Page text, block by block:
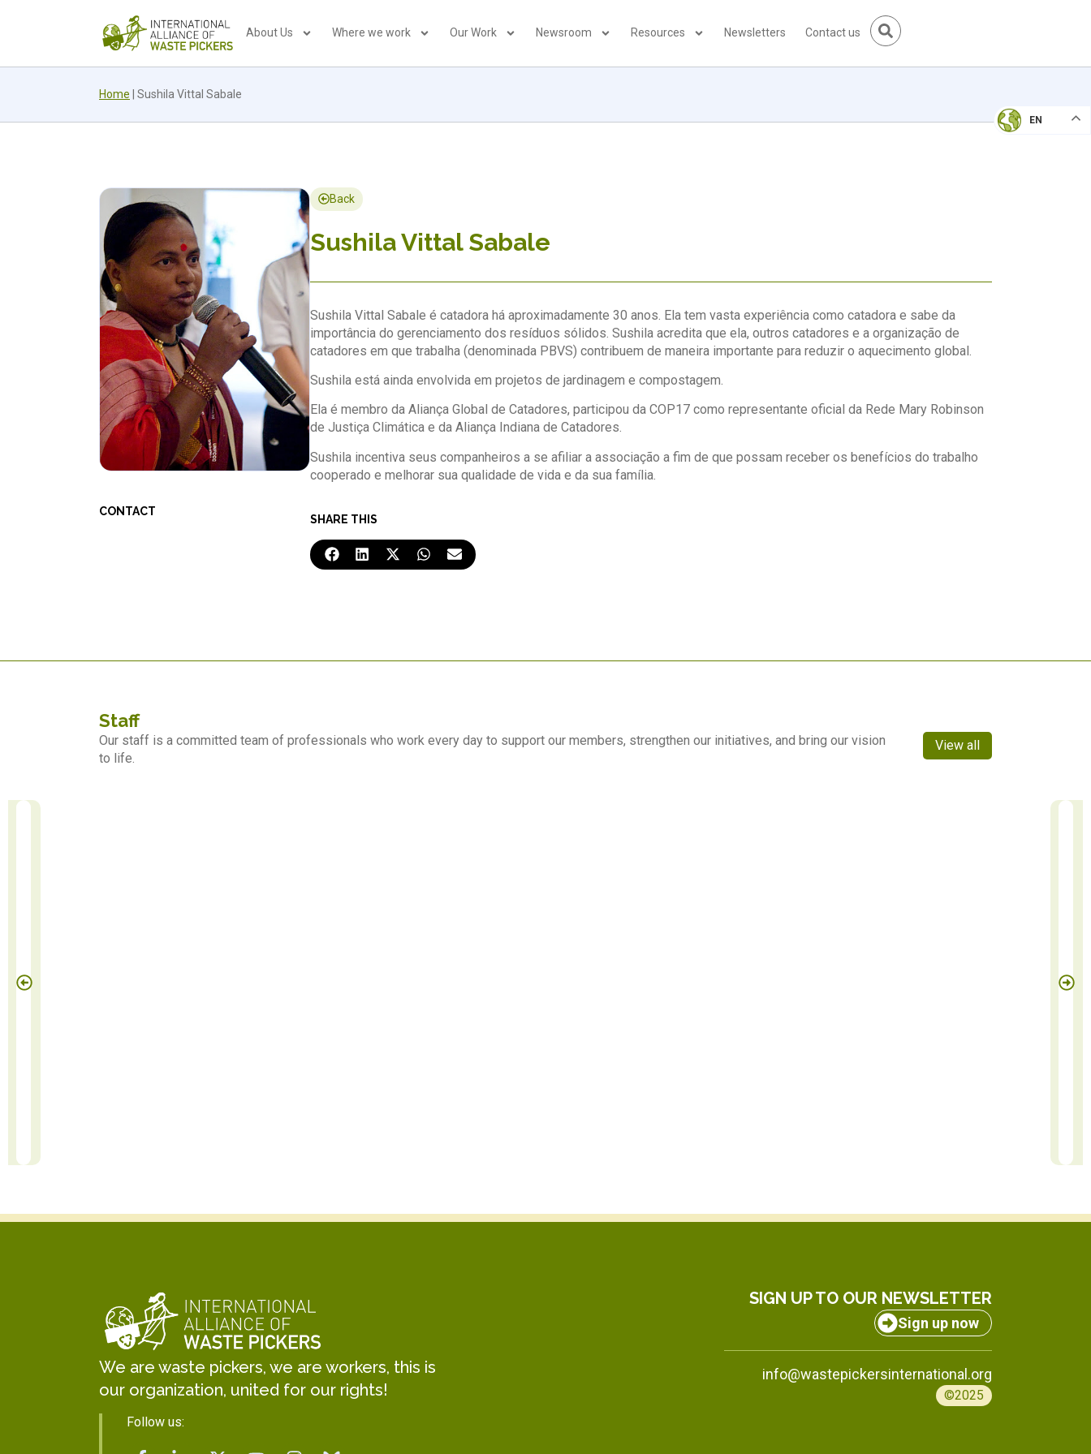
About Us Where we work Our Work Newsroom Resources Newsletters Contact us
Home Sushila Vittal Sabale
EN
CONTACT
Back
Sushila Vittal Sabale
Sushila Vittal Sabale é catadora há aproximadamente 30 anos. Ela tem vasta experiência como catadora e sabe da
importância do gerenciamento dos resíduos sólidos. Sushila acredita que ela, outros catadores e a organização de
catadores em que trabalha (denominada PBVS) contribuem de maneira importante para reduzir o aquecimento global.
Sushila está ainda envolvida em projetos de jardinagem e compostagem.
Ela é membro da Aliança Global de Catadores, participou da COP17 como representante oficial da Rede Mary Robinson
de Justiça Climática e da Aliança Indiana de Catadores.
Sushila incentiva seus companheiros a se afiliar a associação a fim de que possam receber os benefícios do trabalho
cooperado e melhorar sua qualidade de vida e da sua família.
SHARE THIS
Staff
Our staff is a committed team of professionals who work every day to support our members, strengthen our initiatives, and bring our vision
to life.
View all
We are waste pickers, we are workers, this is
our organization, united for our rights!
Follow us:
SIGN UP TO OUR NEWSLETTER
Sign up now
info@wastepickersinternational.org
©2025